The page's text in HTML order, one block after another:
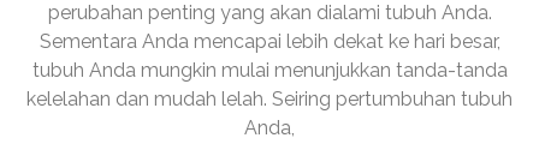
perubahan penting yang akan dialami tubuh Anda.
Sementara Anda mencapai lebih dekat ke hari besar,
tubuh Anda mungkin mulai menunjukkan tanda-tanda
kelelahan dan mudah lelah. Seiring pertumbuhan tubuh
Anda,